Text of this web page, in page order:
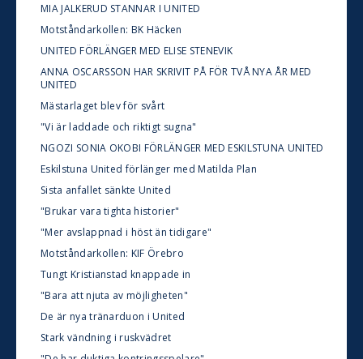
MIA JALKERUD STANNAR I UNITED
Motståndarkollen: BK Häcken
UNITED FÖRLÄNGER MED ELISE STENEVIK
ANNA OSCARSSON HAR SKRIVIT PÅ FÖR TVÅ NYA ÅR MED
UNITED
Mästarlaget blev för svårt
"Vi är laddade och riktigt sugna"
NGOZI SONIA OKOBI FÖRLÄNGER MED ESKILSTUNA UNITED
Eskilstuna United förlänger med Matilda Plan
Sista anfallet sänkte United
"Brukar vara tighta historier"
"Mer avslappnad i höst än tidigare"
Motståndarkollen: KIF Örebro
Tungt Kristianstad knappade in
"Bara att njuta av möjligheten"
De är nya tränarduon i United
Stark vändning i ruskvädret